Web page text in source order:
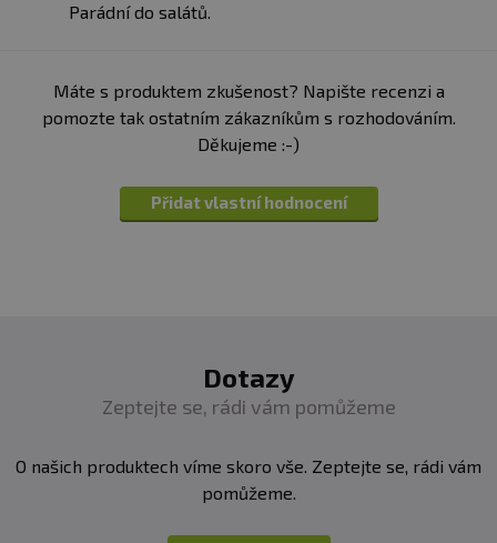
ohně. Nestříkejte na horké povrchy nebo v blízkosti
rozprašovačem nepropichujte a nespalujte ani po
použití Výrobce neručí za vady vzniklé nevhodným
Parádní do salátů.
Máte s produktem zkušenost? Napište recenzi a
pomozte tak ostatním zákazníkům s rozhodováním.
Děkujeme :-)
Přidat vlastní hodnocení
Dotazy
Zeptejte se, rádi vám pomůžeme
O našich produktech víme skoro vše. Zeptejte se, rádi vám
pomůžeme.